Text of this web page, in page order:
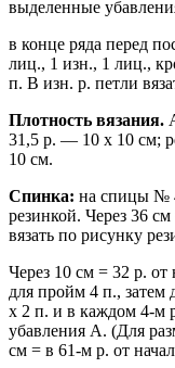
выделенные
в конце ряда перед
лиц., 1 изн., 1 лиц.,
п. В изн. р. петли
Плотность вязания.
31,5 р. — 10 х 10 см;
10 см.
Спинка: на спицы №
резинкой. Через 36
вязать по рисунку
Через 10 см = 32 р. от
для пройм 4 п., затем
х 2 п. и в каждом 4-м
убавления А. (Для
см = в 61-м р. от